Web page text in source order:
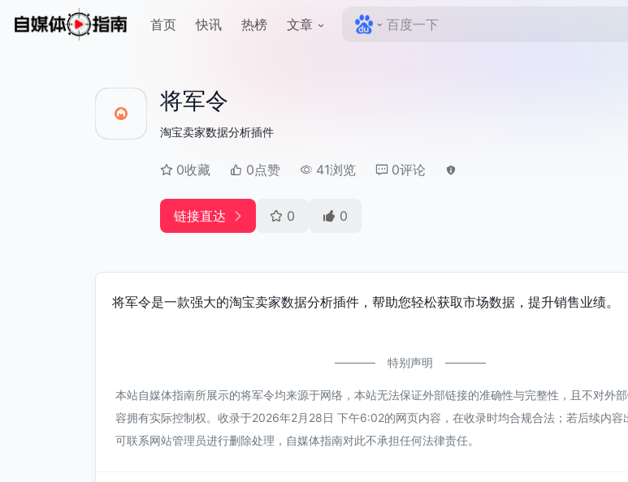
首页 快讯 热榜 文章
将军令
淘宝卖家数据分析插件
0收藏 0点赞 41浏览 0评论
链接直达 0 0
将军令是一款强大的淘宝卖家数据分析插件，帮助您轻松获取市场数据，提升销售业绩。
特别声明
本站自媒体指南所展示的将军令均来源于网络，本站无法保证外部链接的准确性与完整性，且不对外
容拥有实际控制权。收录于2026年2月28日 下午6:02的网页内容，在收录时均合规合法；若后续内容
可联系网站管理员进行删除处理，自媒体指南对此不承担任何法律责任。